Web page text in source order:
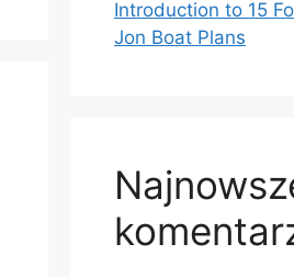
Introduction to 15
Jon Boat Plans